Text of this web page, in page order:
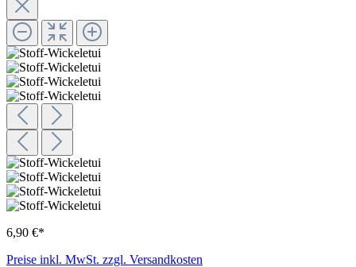
6,90 €*
Preise inkl. MwSt. zzgl. Versandkosten